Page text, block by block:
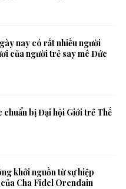
nay có rất nhiều người
của người trẻ say mê Đức
chuẩn bị Đại hội Giới trẻ Thế
khởi nguồn từ sự hiệp
Cha Fidel Orendain